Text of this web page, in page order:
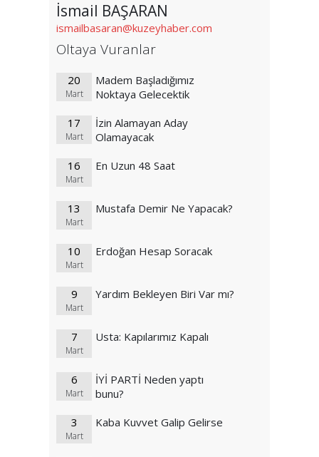
İsmail BAŞARAN
ismailbasaran@kuzeyhaber.com
Oltaya Vuranlar
20
Mart
Madem Başladığımız
Noktaya Gelecektik
17
Mart
İzin Alamayan Aday
Olamayacak
16
Mart
En Uzun 48 Saat
13
Mart
Mustafa Demir Ne Yapacak?
10
Mart
Erdoğan Hesap Soracak
9
Mart
Yardım Bekleyen Biri Var mı?
7
Mart
Usta: Kapılarımız Kapalı
6
Mart
İYİ PARTİ Neden yaptı
bunu?
3
Mart
Kaba Kuvvet Galip Gelirse